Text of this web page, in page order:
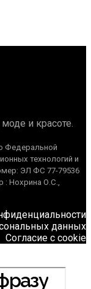
и красоте.
Федеральной
технологий и
ЭЛ ФС 77-79536
: Нохрина О.С.,
данных
Согласие с cookie